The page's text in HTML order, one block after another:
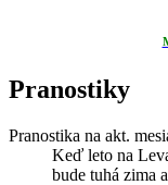
Pranostiky
Pranostika na akt.
Keď leto na
bude tuhá zima